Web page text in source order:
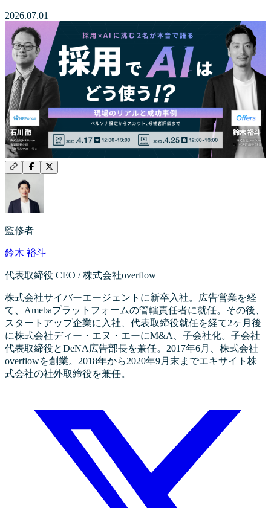
2026.07.01
監修者
鈴木 裕斗
代表取締役 CEO / 株式会社overflow
株式会社サイバーエージェントに新卒入社。広告営業を経
て、Amebaプラットフォームの管轄責任者に就任。その後、
スタートアップ企業に入社、代表取締役就任を経て2ヶ月後
に株式会社ディー・エヌ・エーにM&A、子会社化。子会社
代表取締役とDeNA広告部長を兼任。2017年6月、株式会社
overflowを創業。2018年から2020年9月末までエキサイト株
式会社の社外取締役を兼任。